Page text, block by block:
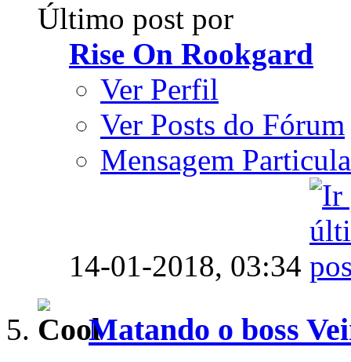
Último post por
Rise On Rookgard
Ver Perfil
Ver Posts do Fórum
Mensagem
14-01-2018, 03:34
Matando o boss